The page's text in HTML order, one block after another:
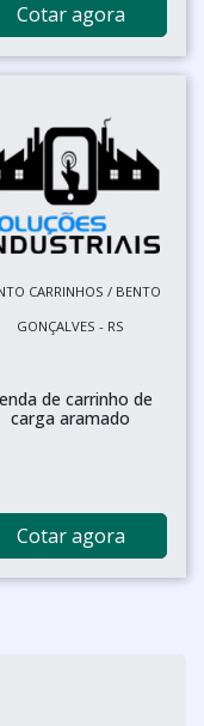
Cotar agora
CARRINHOS / BENTO
GONÇALVES - RS
de carrinho de
carga aramado
Cotar agora